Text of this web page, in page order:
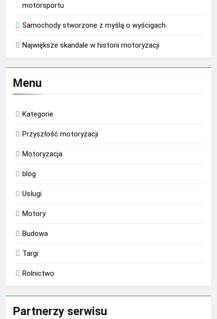
motorsportu
Samochody stworzone z myślą o wyścigach
Największe skandale w historii motoryzacji
Menu
Kategorie
Przyszłość motoryzacji
Motoryzacja
blog
Usługi
Motory
Budowa
Targi
Rolnictwo
Partnerzy serwisu